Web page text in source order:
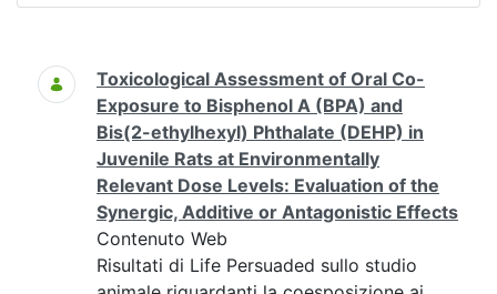
Ricerca
Toxicological Assessment of Oral Co-
Exposure to Bisphenol A (BPA) and
Bis(2-ethylhexyl) Phthalate (DEHP) in
Juvenile Rats at Environmentally
Relevant Dose Levels: Evaluation of the
Synergic, Additive or Antagonistic Effects
Contenuto Web
Risultati di Life Persuaded sullo studio